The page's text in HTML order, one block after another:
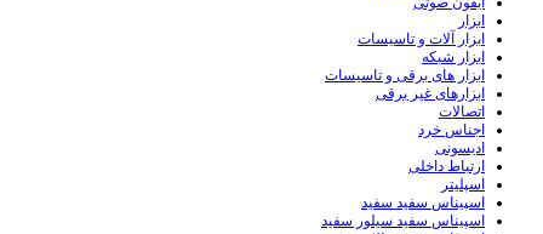
ابزار
ابزار آلات و تاسیسات
ابزار شبکه
ابزار های برقی و تاسیسات
ابزارهای غیر برقی
اتصالات
اجناس خرد
ادیسونی
ارتباط داخلی
اسپلیتر
اسپیناس سفید سفید
اسپیناس سفید سیلور سفید